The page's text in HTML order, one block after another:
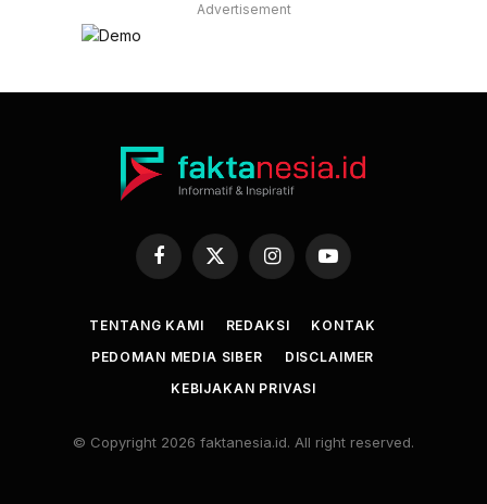
Advertisement
Facebook
X
InstagramYouTube
TENTANG KAMI REDAKSI
KONTAK
PEDOMAN MEDIA SIBER
DISCLAIMER
KEBIJAKAN PRIVASI
© Copyright 2026 faktanesia.id. All right reserved.